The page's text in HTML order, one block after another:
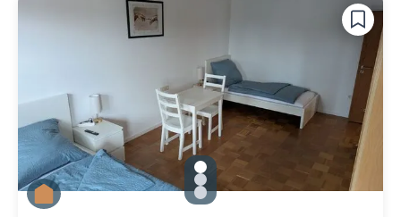
gallery.slide_selector
Zu Slide 1 wechseln
Zu Slide 2 wechseln
Zu Slide 3 wechseln